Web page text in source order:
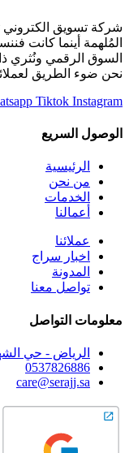
شركة تسويق الكتروني
المُلهمة أينما كانت
السوق الرقمي ونُثري
نحن ضوء الطريق
Tiktok Instagram
الوصول السريع
الرئيسية
من نحن
الخدمات
أعمالنا
عملائنا
اخبار سراج
المدونة
تواصل معنا
معلومات التواصل
الرياض - حي
0537826886
care@serajj.sa